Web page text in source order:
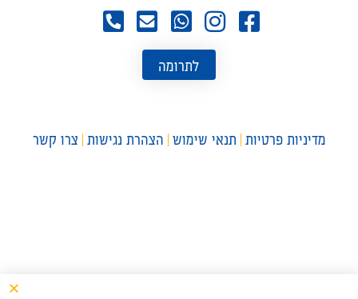
לתרומה
מדיניות פרטיות תנאי שימוש הצהרת נגישות צרו קשר